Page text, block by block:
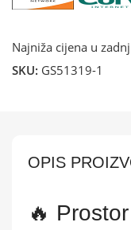
Najniža cijena u
SKU: GS51319-1
OPIS
🔥